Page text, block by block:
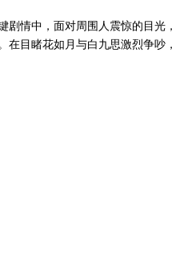
剧情中，面对周围人震惊的目光
在目睹花如月与白九思激烈争吵